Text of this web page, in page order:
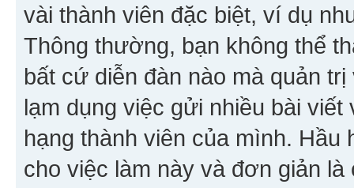
vài thành viên đặc biệt, ví dụ
Thông thường, bạn không thể
bất cứ diễn đàn nào mà quản
lạm dụng việc gửi nhiều bài
hạng thành viên của mình. Hầu
cho việc làm này và đơn giản